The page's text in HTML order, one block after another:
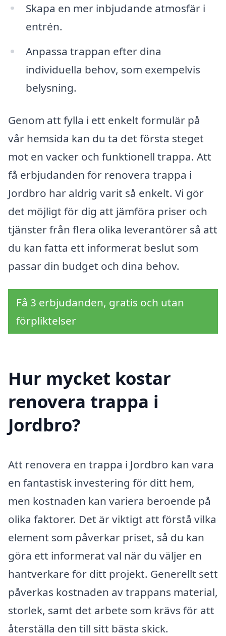
Skapa en mer inbjudande atmosfär i
entrén.
Anpassa trappan efter dina
individuella behov, som exempelvis
belysning.
Genom att fylla i ett enkelt formulär på
vår hemsida kan du ta det första steget
mot en vacker och funktionell trappa. Att
få erbjudanden för renovera trappa i
Jordbro har aldrig varit så enkelt. Vi gör
det möjligt för dig att jämföra priser och
tjänster från flera olika leverantörer så att
du kan fatta ett informerat beslut som
passar din budget och dina behov.
Få 3 erbjudanden, gratis och utan
förpliktelser
Hur mycket kostar
renovera trappa i
Jordbro?
Att renovera en trappa i Jordbro kan vara
en fantastisk investering för ditt hem,
men kostnaden kan variera beroende på
olika faktorer. Det är viktigt att förstå vilka
element som påverkar priset, så du kan
göra ett informerat val när du väljer en
hantverkare för ditt projekt. Generellt sett
påverkas kostnaden av trappans material,
storlek, samt det arbete som krävs för att
återställa den till sitt bästa skick.